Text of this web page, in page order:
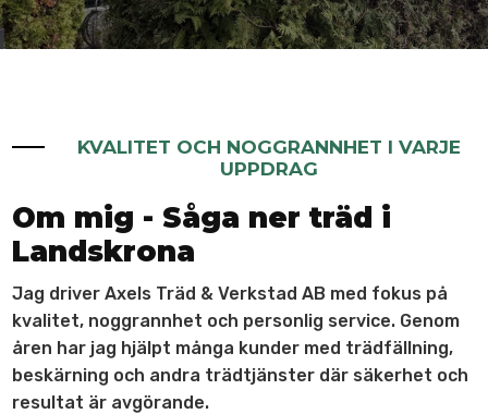
KVALITET OCH NOGGRANNHET I VARJE
UPPDRAG
Om mig - Såga ner träd i
Landskrona
Jag driver Axels Träd & Verkstad AB med fokus på
kvalitet, noggrannhet och personlig service. Genom
åren har jag hjälpt många kunder med trädfällning,
beskärning och andra trädtjänster där säkerhet och
resultat är avgörande.